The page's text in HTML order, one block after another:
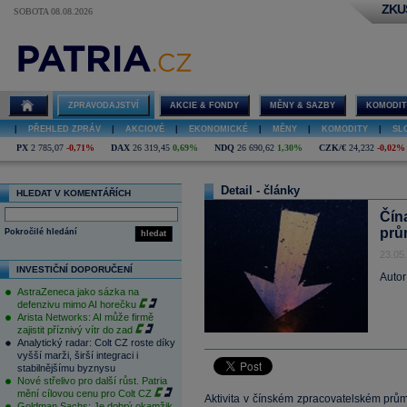
SOBOTA 08.08.2026
ZPRAVODAJSTVÍ AKCIE & FONDY MĚNY & SAZBY
PŘEHLED ZPRÁV AKCIOVÉ EKONOMICKÉ MĚNY KOMODITY
PX 2 785,07 -0,71% DAX 26 319,45 0,69% NDQ 26 690,62 1,30% CZK/€ 24,232 -0,02%
HLEDAT V KOMENTÁŘÍCH
hledat
Pokročilé hledání
INVESTIČNÍ DOPORUČENÍ
AstraZeneca jako sázka na
defenzivu mimo AI horečku
Arista Networks: AI může firmě
zajistit příznivý vítr do zad
Analytický radar: Colt CZ roste díky
vyšší marži, širší integraci i
stabilnějšímu byznysu
Nové střelivo pro další růst. Patria
mění cílovou cenu pro Colt CZ
Detail - články
Aktivita v čínském zpracovatelském